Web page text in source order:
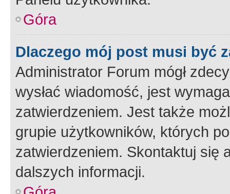
Góra
Dlaczego mój post musi być
Administrator Forum mógł
wysłać wiadomość, jest
zatwierdzeniem. Jest także
grupie użytkowników, których
zatwierdzeniem. Skontaktuj się
dalszych informacji.